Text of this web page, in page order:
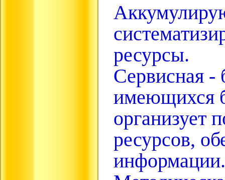
ресурсы.
Сервисная -
имеющихся
организует
ресурсов,
информации.